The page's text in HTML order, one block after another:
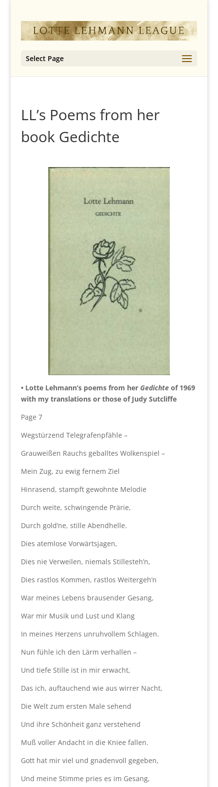
Select Page
LL’s Poems from her
book Gedichte
• Lotte Lehmann’s poems from her Gedichteof 1969
with my translations or those of Judy Sutcliffe
Page 7
Wegstürzend Telegrafenpfähle –
Grauweißen Rauchs geballtes Wolkenspiel –
Mein Zug, zu ewig fernem Ziel
Hinrasend, stampft gewohnte Melodie
Durch weite, schwingende Prärie,
Durch gold’ne, stille Abendhelle.
Dies atemlose Vorwärtsjagen,
Dies nie Verweilen, niemals Stillesteh’n,
Dies rastlos Kommen, rastlos Weitergeh’n
War meines Lebens brausender Gesang,
War mir Musik und Lust und Klang
In meines Herzens unruhvollem Schlagen.
Nun fühle ich den Lärm verhallen –
Und tiefe Stille ist in mir erwacht,
Das ich, auftauchend wie aus wirrer Nacht,
Die Welt zum ersten Male sehend
Und ihre Schönheit ganz verstehend
Muß voller Andacht in die Kniee fallen.
Gott hat mir viel und gnadenvoll gegeben,
Und meine Stimme pries es im Gesang,